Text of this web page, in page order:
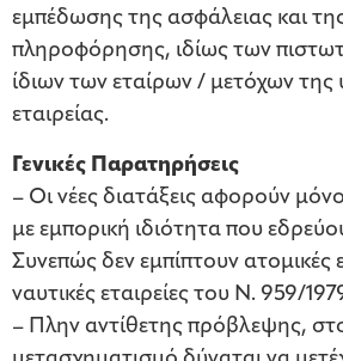
εμπέδωσης της ασφάλειας και
πληροφόρησης, ιδίως των
ίδιων των εταίρων / μετόχων
εταιρείας.
Γενικές Παρατηρήσεις
– Οι νέες διατάξεις αφορούν
με εμπορική ιδιότητα που
Συνεπώς δεν εμπίπτουν ατομικές
ναυτικές εταιρείες του Ν. 959/
– Πλην αντίθετης πρόβλεψης,